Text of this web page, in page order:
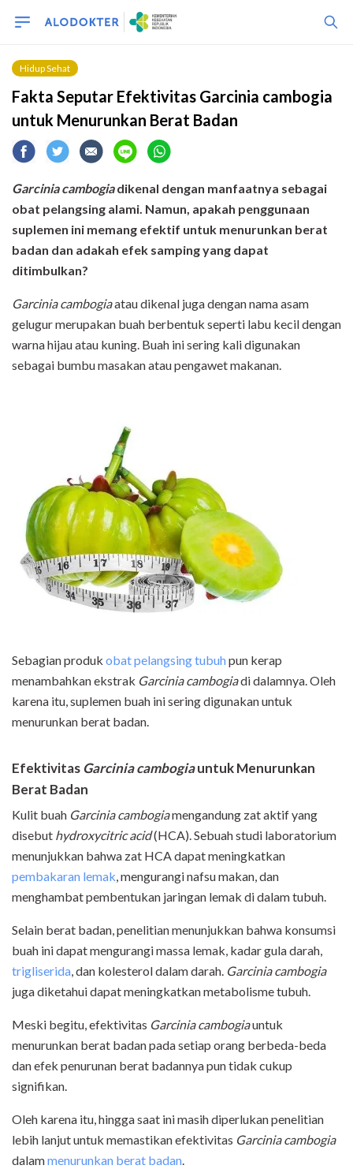
Hidup Sehat
Fakta Seputar Efektivitas Garcinia cambogia
untuk Menurunkan Berat Badan
Garcinia cambogiadikenal dengan manfaatnya sebagai
obat pelangsing alami. Namun, apakah penggunaan
suplemen ini memang efektif untuk menurunkan berat
badan dan adakah efek samping yang dapat
ditimbulkan?
Garcinia cambogiaatau dikenal juga dengan nama asam
gelugur merupakan buah berbentuk seperti labu kecil dengan
warna hijau atau kuning. Buah ini sering kali digunakan
sebagai bumbu masakan atau pengawet makanan.
Sebagian produk obat pelangsing tubuhpun kerap
menambahkan ekstrak Garcinia cambogiadi dalamnya. Oleh
karena itu, suplemen buah ini sering digunakan untuk
menurunkan berat badan.
EfektivitasGarcinia cambogiauntuk Menurunkan
Berat Badan
Kulit buah Garcinia cambogiamengandung zat aktif yang
disebut hydroxycitric acid(HCA). Sebuah studi laboratorium
menunjukkan bahwa zat HCA dapat meningkatkan
pembakaran lemak, mengurangi nafsu makan, dan
menghambat pembentukan jaringan lemak di dalam tubuh.
Selain berat badan, penelitian menunjukkan bahwa konsumsi
buah ini dapat mengurangi massa lemak, kadar gula darah,
trigliserida, dan kolesterol dalam darah. Garcinia cambogia
juga diketahui dapat meningkatkan metabolisme tubuh.
Meski begitu, efektivitas Garcinia cambogiauntuk
menurunkan berat badan pada setiap orang berbeda-beda
dan efek penurunan berat badannya pun tidak cukup
signifikan.
Oleh karena itu, hingga saat ini masih diperlukan penelitian
lebih lanjut untuk memastikan efektivitas Garcinia cambogia
dalammenurunkan berat badan.